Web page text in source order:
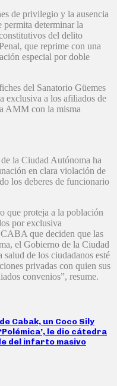
de privilegio y la ausencia
determinar la
del delito
que reprime con una
especial por doble
del Sanatorio Güemes
exclusiva a los afiliados de
AMM con la misma
la Ciudad Autónoma ha
en clara violación de
los deberes de funcionario
que proteja a la población
por exclusiva
que deciden que las
el Gobierno de la Ciudad
de los ciudadanos esté
privadas con quien sus
convenios”, resume.
Cabak, un Coco Sily
le dio cátedra
del infarto masivo